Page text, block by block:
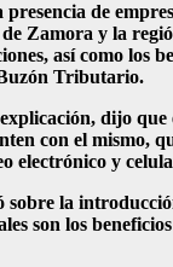
de
Zamora y la
así como los
Tributario.
dijo que
con el mismo,
electrónico y
sobre la
son los